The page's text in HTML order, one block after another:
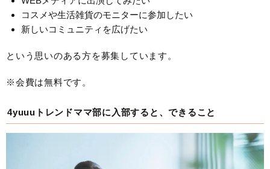
コスメや生活雑貨のモニターに参加したい
新しいコミュニティを広げたい
という思いのある方を募集しています。
※会費は無料です。
4yuuuトレンドママ部に入部すると、できること